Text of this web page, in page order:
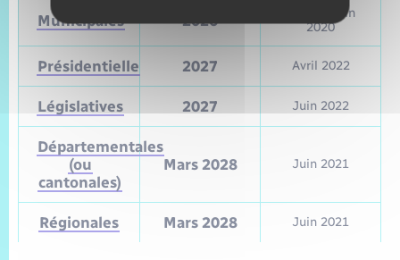
Municipales 2026
Mars et juin
2020
Présidentielle 2027 Avril 2022
Législatives 2027 Juin 2022
Départementales
(ou
cantonales)
Mars 2028 Juin 2021
Régionales Mars 2028 Juin 2021